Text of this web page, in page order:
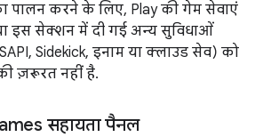
पालन करने के लिए, Play की गेम सेवाएं
इस सेक्शन में दी गई अन्य सुविधाओं
Sidekick, इनाम या क्लाउड सेव) को
ज़रूरत नहीं है.
सहायता पैनल